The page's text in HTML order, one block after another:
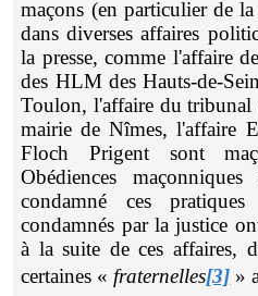
maçons (en particulier de
dans diverses affaires
la presse, comme l'affaire
des HLM des Hauts-de-
Toulon, l'affaire du tribunal
mairie de Nîmes, l'affaire
Floch Prigent sont
Obédiences
condamné ces
condamnés par la justice
à la suite de ces affaires,
certaines « fraternelles[3] »